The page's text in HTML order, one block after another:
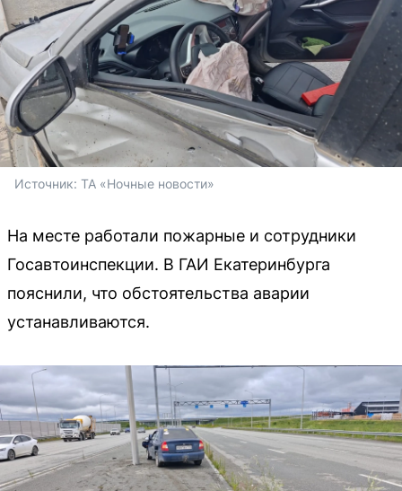
Источник: ТА «Ночные новости»
На месте работали пожарные и сотрудники
Госавтоинспекции. В ГАИ Екатеринбурга
пояснили, что обстоятельства аварии
устанавливаются.